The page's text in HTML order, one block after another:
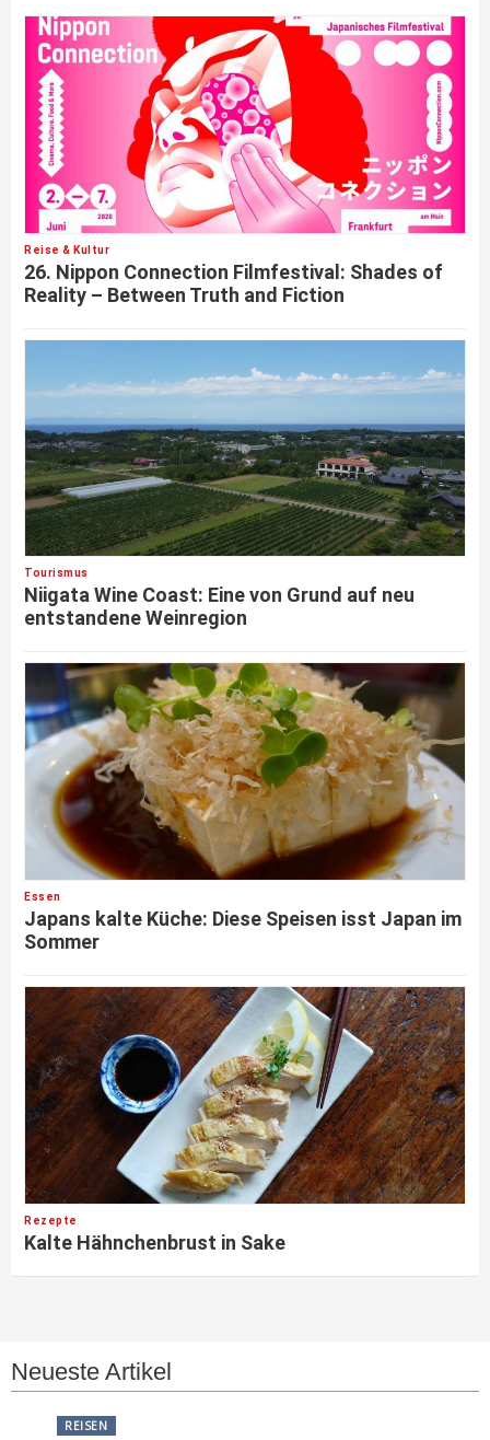
Reise & Kultur
26. Nippon Connection Filmfestival: Shades of
Reality – Between Truth and Fiction
Tourismus
Niigata Wine Coast: Eine von Grund auf neu
entstandene Weinregion
Essen
Japans kalte Küche: Diese Speisen isst Japan im
Sommer
Rezepte
Kalte Hähnchenbrust in Sake
Neueste Artikel
REISEN